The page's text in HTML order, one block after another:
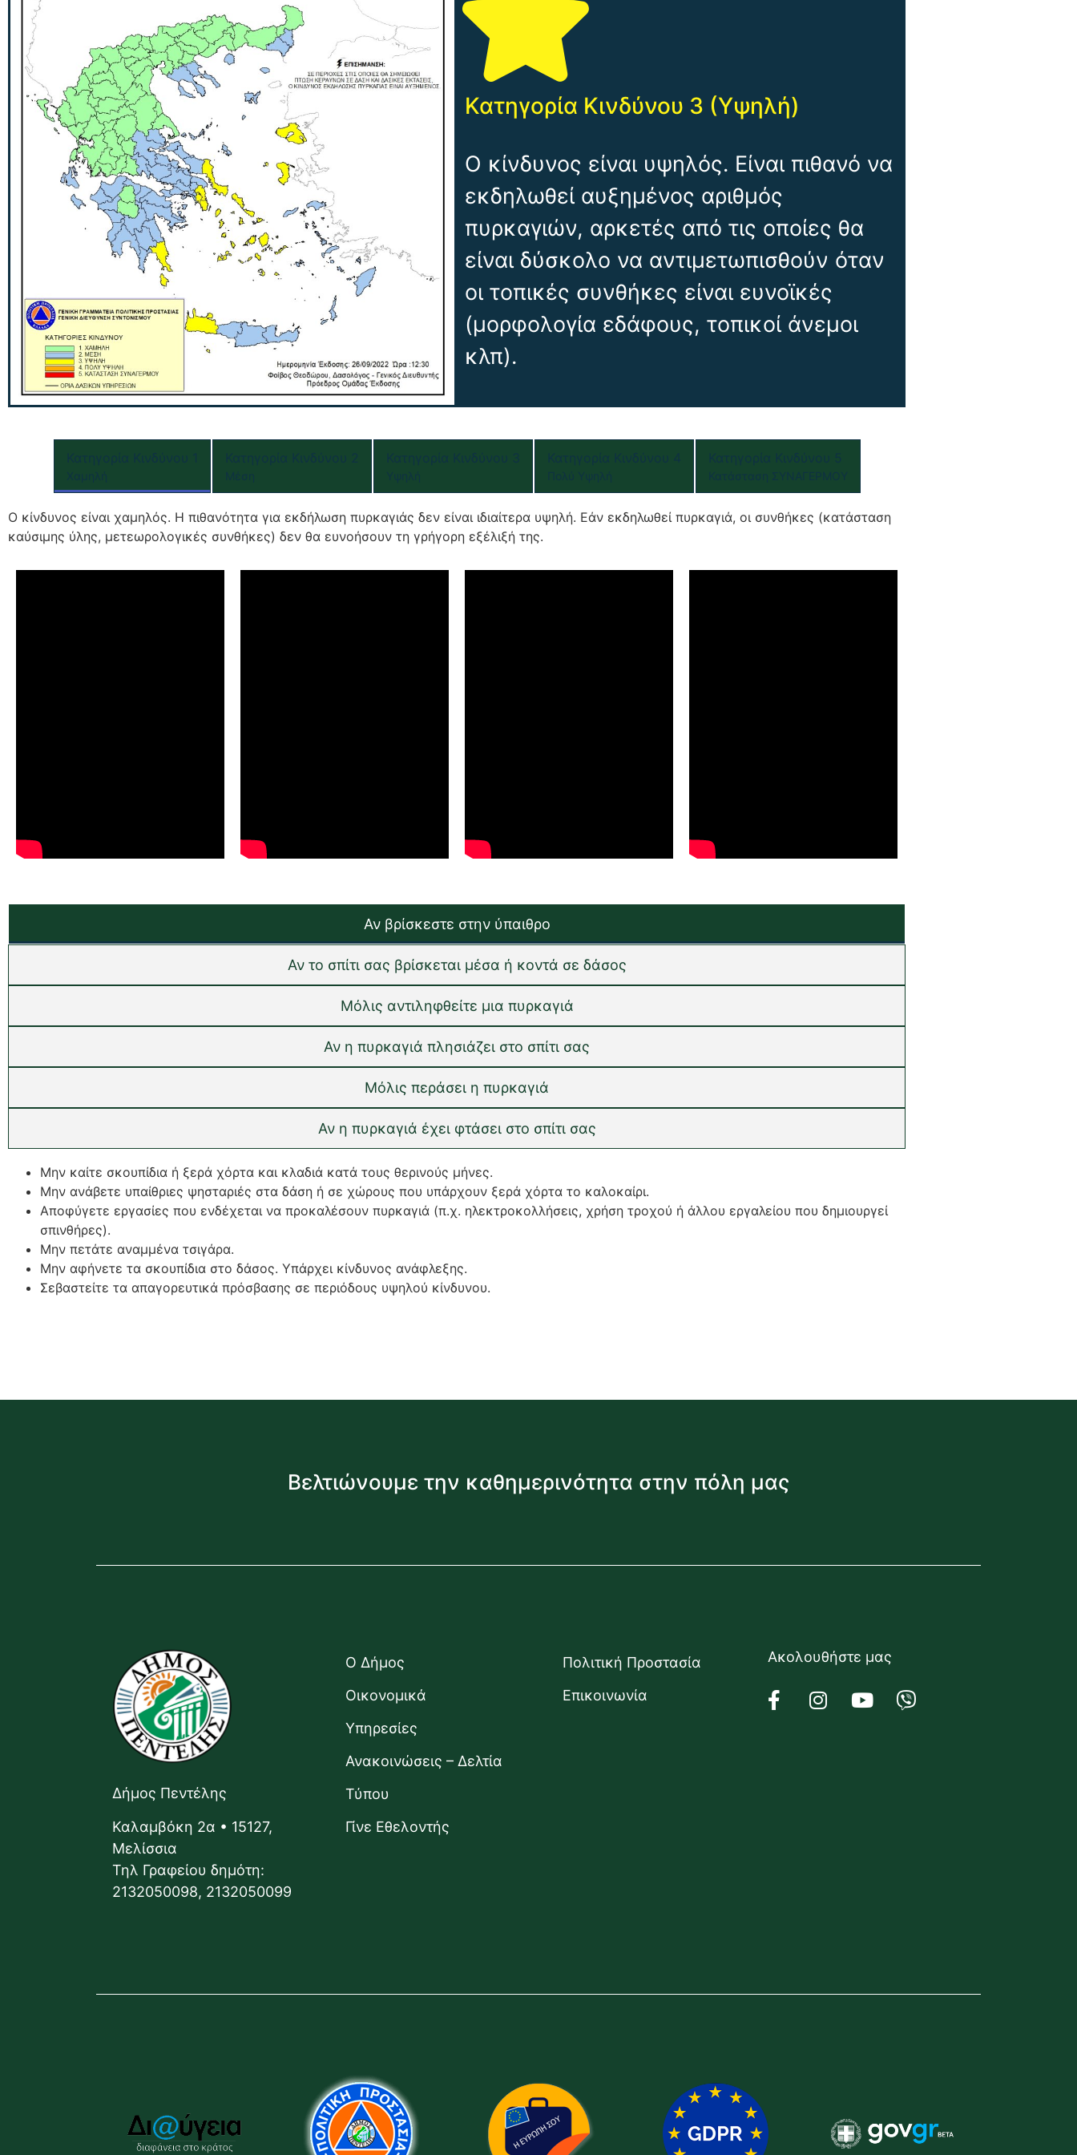
Κατηγορία Κινδύνου 3 (Υψηλή)
Ο κίνδυνος είναι υψηλός. Είναι πιθανό να
εκδηλωθεί αυξημένος αριθμός
πυρκαγιών, αρκετές από τις οποίες θα
είναι δύσκολο να αντιμετωπισθούν όταν
οι τοπικές συνθήκες είναι ευνοϊκές
(μορφολογία εδάφους, τοπικοί άνεμοι
κλπ).
Κατηγορία Κινδύνου 1 Κατηγορία Κινδύνου 2 Κατηγορία Κινδύνου 3 Κατηγορία Κινδύνου 4 Κατηγορία Κινδύνου 5
Κατάσταση ΣΥΝΑΓΕΡΜΟΥ
Ο κίνδυνος είναι χαμηλός. Η πιθανότητα για εκδήλωση πυρκαγιάς δεν είναι ιδιαίτερα υψηλή. Εάν εκδηλωθεί πυρκαγιά, οι συνθήκες (κατάσταση
καύσιμης ύλης, μετεωρολογικές συνθήκες) δεν θα ευνοήσουν τη γρήγορη εξέλιξή της.
Αν βρίσκεστε στην ύπαιθρο
Αν το σπίτι σας βρίσκεται μέσα ή κοντά σε δάσος
Μόλις αντιληφθείτε μια πυρκαγιά
Αν η πυρκαγιά πλησιάζει στο σπίτι σας
Μόλις περάσει η πυρκαγιά
Αν η πυρκαγιά έχει φτάσει στο σπίτι σας
Μην καίτε σκουπίδια ή ξερά χόρτα και κλαδιά κατά τους θερινούς μήνες.
Μην ανάβετε υπαίθριες ψησταριές στα δάση ή σε χώρους που υπάρχουν ξερά χόρτα το καλοκαίρι.
Αποφύγετε εργασίες που ενδέχεται να προκαλέσουν πυρκαγιά (π.χ. ηλεκτροκολλήσεις, χρήση τροχού ή άλλου εργαλείου που δημιουργεί
σπινθήρες).
Μην πετάτε αναμμένα τσιγάρα.
Μην αφήνετε τα σκουπίδια στο δάσος. Υπάρχει κίνδυνος ανάφλεξης.
Σεβαστείτε τα απαγορευτικά πρόσβασης σε περιόδους υψηλού κίνδυνου.
Βελτιώνουμε την καθημερινότητα στην πόλη μας
Δήμος Πεντέλης
Καλαμβόκη 2α • 15127,
Μελίσσια
Τηλ Γραφείου δημότη:
2132050098, 2132050099
Ο Δήμος
Οικονομικά
Υπηρεσίες
Ανακοινώσεις – Δελτία
Τύπου
Γίνε Εθελοντής
Πολιτική Προστασία
Επικοινωνία
Ακολουθήστε μας